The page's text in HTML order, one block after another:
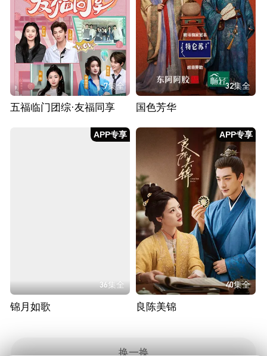
7集全
五福临门团综·友福同享
32集全
国色芳华
APP专享
36集全
锦月如歌
APP专享
40集全
良陈美锦
换一换